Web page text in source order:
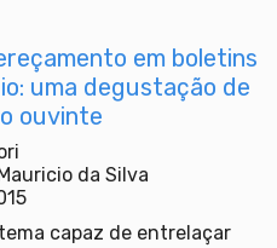
em boletins
uma degustação de
ouvinte
da Silva
capaz de entrelaçar